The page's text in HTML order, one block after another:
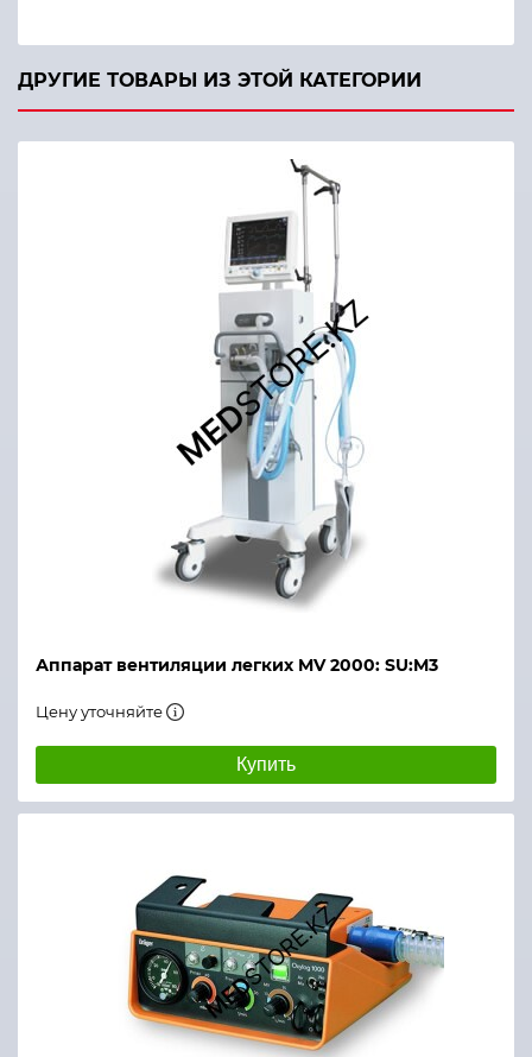
Время плато
РЕЕР (ПДКВ)
Чувствительность триггера вдоха
Чувствительность триггера выдоха
Чувствительность триггера по давлению
Чувствительность триггера по потоку
Время достижения уровня давления поддержки
Время достижения уровня давления поддержки
Лимит давления при вдохе (PRVC/O2 поток)
Минутный объем (AutoVent)
Экран
Электропитание
Работа от внутренней батареи
ДРУГИЕ ТОВАРЫ ИЗ ЭТОЙ КАТЕГОРИИ
Аппарат вентиляции легких MV 2000: SU:M3
Цену уточняйте
Купить